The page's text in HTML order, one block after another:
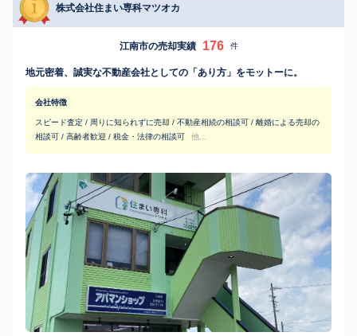
株式会社住まい専科マツオカ
江南市の売却実績 176 件
地元密着、誠実な不動産会社としての「あり方」をモットーに。
会社特徴
スピード査定 / 周りに知られずに売却 / 不動産相続の相談可 / 離婚による売却の
相談可 / 高齢者歓迎 / 税金・法律の相談可
他...